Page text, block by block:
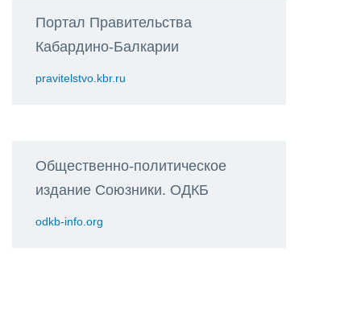
Портал Правительства
Кабардино-Балкарии
pravitelstvo.kbr.ru
Общественно-политическое
издание Союзники. ОДКБ
odkb-info.org